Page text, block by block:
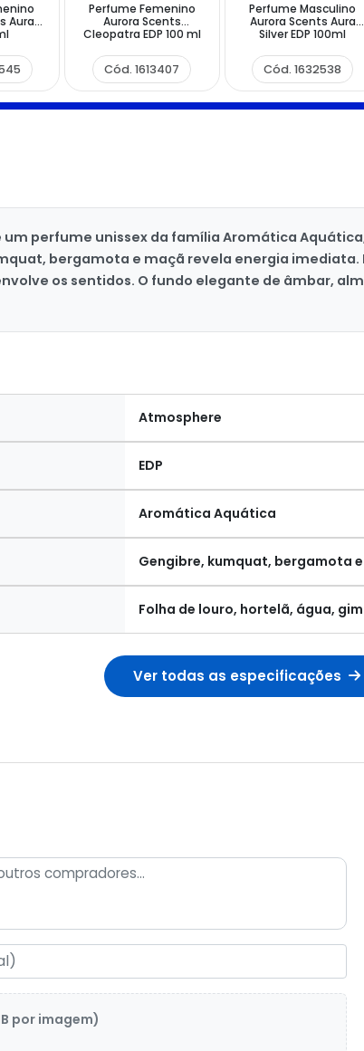
Aura
Perfume Femenino
Aurora Scents
Cleopatra EDP 100 ml
Cód. 1613407
Perfume Masculino
Aurora Scents Aura
Silver EDP 100ml
Cód. 1632538
um perfume unissex da família Aromática
bergamota e maçã revela energia
os sentidos. O fundo elegante de âmbar,
Atmosphere
EDP
Aromática Aquática
Gengibre, kumquat, bergamota
Folha de louro, hortelã, água,
Ver todas as especificações
por imagem)